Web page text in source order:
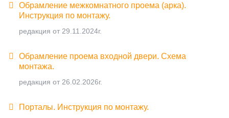
Обрамление межкомнатного проема (арка).
Инструкция по монтажу.
редакция от 29.11.2024г.
Обрамление проема входной двери. Схема
монтажа.
редакция от 26.02.2026г.
Порталы. Инструкция по монтажу.